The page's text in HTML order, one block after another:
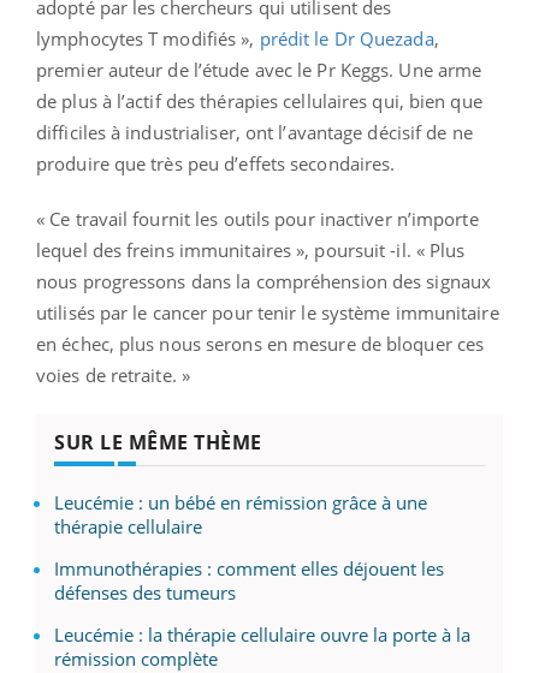
adopté par les chercheurs qui utilisent des
lymphocytes T modifiés », prédit le Dr Quezada,
premier auteur de l’étude avec le Pr Keggs. Une arme
de plus à l’actif des thérapies cellulaires qui, bien que
difficiles à industrialiser, ont l’avantage décisif de ne
produire que très peu d’effets secondaires.
« Ce travail fournit les outils pour inactiver n’importe
lequel des freins immunitaires », poursuit -il. « Plus
nous progressons dans la compréhension des signaux
utilisés par le cancer pour tenir le système immunitaire
en échec, plus nous serons en mesure de bloquer ces
voies de retraite. »
SUR LE MÊME THÈME
Leucémie : un bébé en rémission grâce à une
thérapie cellulaire
Immunothérapies : comment elles déjouent les
défenses des tumeurs
Leucémie : la thérapie cellulaire ouvre la porte à la
rémission complète